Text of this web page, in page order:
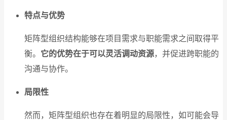
特点与优势
矩阵型组织结构能够在项目需求与职能需求之间取得平
衡。 它的优势在于可以灵活调动资源，并促进跨职能的
沟通与协作。
局限性
然而，矩阵型组织也存在着明显的局限性，如可能会导